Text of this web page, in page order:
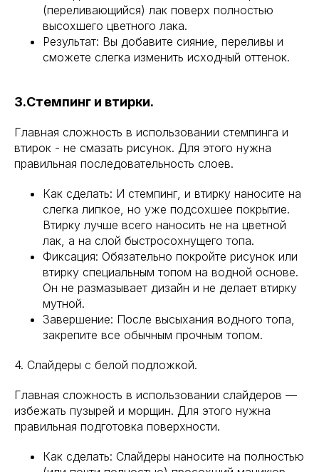
(переливающийся) лак поверх полностью
высохшего цветного лака.
Результат: Вы добавите сияние, переливы и
сможете слегка изменить исходный оттенок.
3.Стемпинг и втирки.
Главная сложность в использовании стемпинга и
втирок - не смазать рисунок. Для этого нужна
правильная последовательность слоев.
Как сделать: И стемпинг, и втирку наносите на
слегка липкое, но уже подсохшее покрытие.
Втирку лучше всего наносить не на цветной
лак, а на слой быстросохнущего топа.
Фиксация: Обязательно покройте рисунок или
втирку специальным топом на водной основе.
Он не размазывает дизайн и не делает втирку
мутной.
Завершение: После высыхания водного топа,
закрепите все обычным прочным топом.
4. Слайдеры с белой подложкой.
Главная сложность в использовании слайдеров —
избежать пузырей и морщин. Для этого нужна
правильная подготовка поверхности.
Как сделать: Слайдеры наносите на полностью